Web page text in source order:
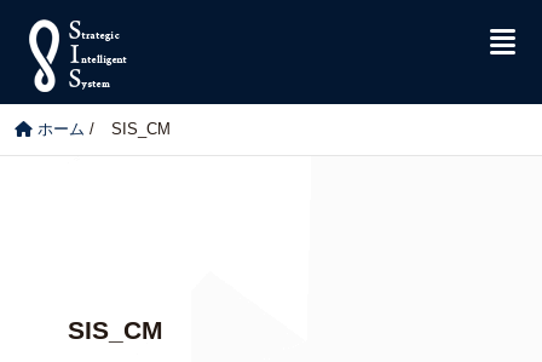
ホーム / SIS_CM
SIS_CM